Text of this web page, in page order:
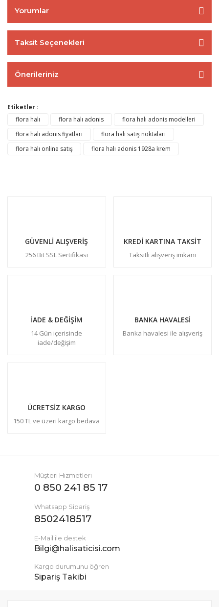
Yorumlar
Taksit Seçenekleri
Önerileriniz
Etiketler :
flora halı
flora halı adonis
flora halı adonis modelleri
flora halı adonis fiyatları
flora halı satış noktaları
flora halı online satış
flora halı adonis 1928a krem
GÜVENLİ ALIŞVERİŞ
256 Bit SSL Sertifikası
KREDİ KARTINA TAKSİT
Taksitli alışveriş imkanı
İADE & DEĞİŞİM
14 Gün içerisinde
iade/değişim
BANKA HAVALESİ
Banka havalesi ile alışveriş
ÜCRETSİZ KARGO
150 TL ve üzeri kargo bedava
Müşteri Hizmetleri
0 850 241 85 17
Whatsapp Sipariş
8502418517
E-Mail ile destek
Bilgi@halisaticisi.com
Kargo durumunu öğren
Sipariş Takibi